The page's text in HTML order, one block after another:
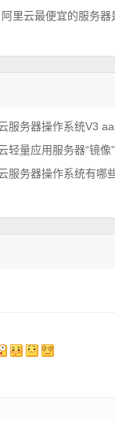
阿里云最便宜的服务
轻量应用服务器“镜像
服务器操作系统有哪